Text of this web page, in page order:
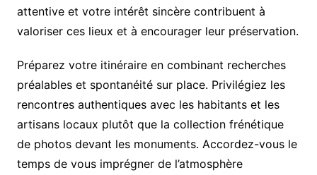
attentive et votre intérêt sincère contribuent à
valoriser ces lieux et à encourager leur préservation.
Préparez votre itinéraire en combinant recherches
préalables et spontanéité sur place. Privilégiez les
rencontres authentiques avec les habitants et les
artisans locaux plutôt que la collection frénétique
de photos devant les monuments. Accordez-vous le
temps de vous imprégner de l’atmosphère